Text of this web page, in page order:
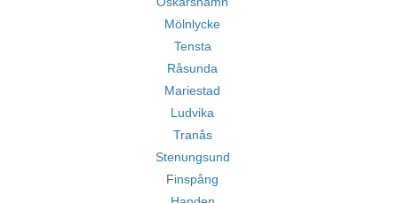
Mölnlycke
Tensta
Råsunda
Mariestad
Ludvika
Tranås
Stenungsund
Finspång